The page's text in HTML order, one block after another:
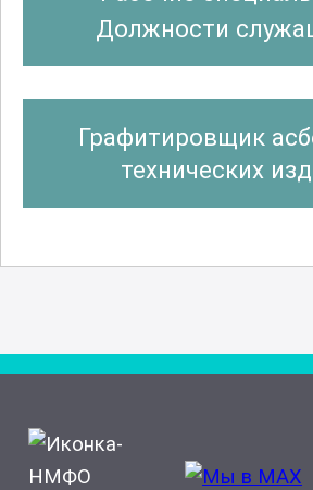
Должности
Графитировщик
технических